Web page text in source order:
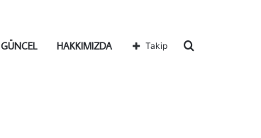
GÜNCEL HAKKIMIZDA Arama
Takip